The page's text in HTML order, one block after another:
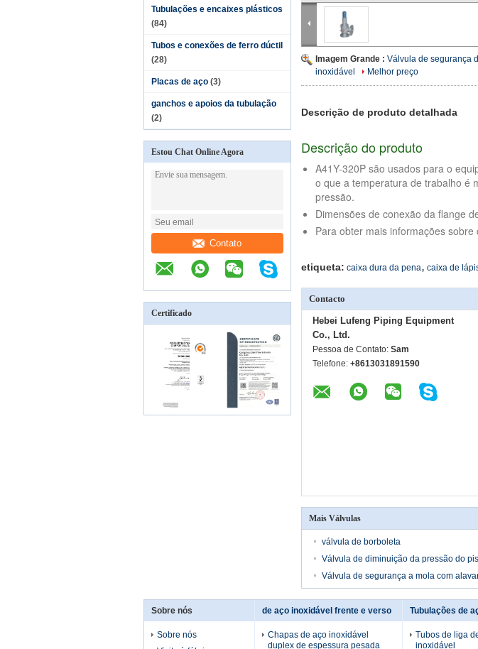
Tubulações e encaixes plásticos
(84)
Tubos e conexões de ferro dúctil
(28)
Placas de aço (3)
ganchos e apoios da tubulação
(2)
Estou Chat Online Agora
Contato
Certificado
Imagem Grande : Válvula de segurança
inoxidável
Melhor preço
Descrição de produto detalhada
Descrição do produto
A41Y-320P são usados para o
o que a temperatura de trabalho é
pressão.
Dimensões de conexão da flange
Para obter mais informações
etiqueta: caixa dura da pena, caixa de
Contacto
Hebei Lufeng Piping Equipment
Co., Ltd.
Pessoa de Contato: Sam
Telefone: +8613031891590
Mais Válvulas
válvula de borboleta
Válvula de diminuição da pressão do
Válvula de segurança a mola com
Sobre nós
Sobre nós
de aço inoxidável frente e verso
Chapas de aço inoxidável
duplex de espessura pesada
Tubulações de
Tubos de liga
inoxidável